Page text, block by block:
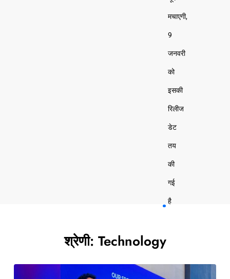
मचाएगी,
9
जनवरी
को
इसकी
रिलीज
डेट
तय
की
गई
है
श्रेणी: Technology